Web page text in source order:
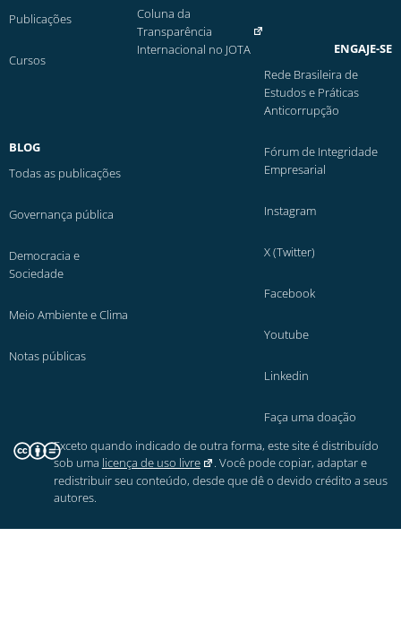
Publicações
Cursos
BLOG
Todas as publicações
Governança pública
Democracia e
Sociedade
Meio Ambiente e Clima
Notas públicas
Coluna da
Transparência
Internacional no JOTA
ENGAJE-SE
Rede Brasileira de
Estudos e Práticas
Anticorrupção
Fórum de Integridade
Empresarial
Instagram
X (Twitter)
Facebook
Youtube
Linkedin
Faça uma doação
Exceto quando indicado de outra forma, este site é distribuído
sob uma licença de uso livre
. Você pode copiar, adaptar e
redistribuir seu conteúdo, desde que dê o devido crédito a seus
autores.